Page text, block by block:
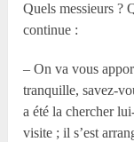
Quels messieurs ?
continue :
– On va vous
tranquille, savez-
a été la chercher
visite ; il s’est